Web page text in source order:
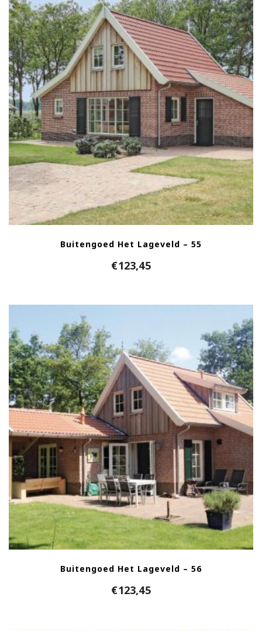
Buitengoed Het Lageveld – 55
€123,45
Buitengoed Het Lageveld – 56
€123,45